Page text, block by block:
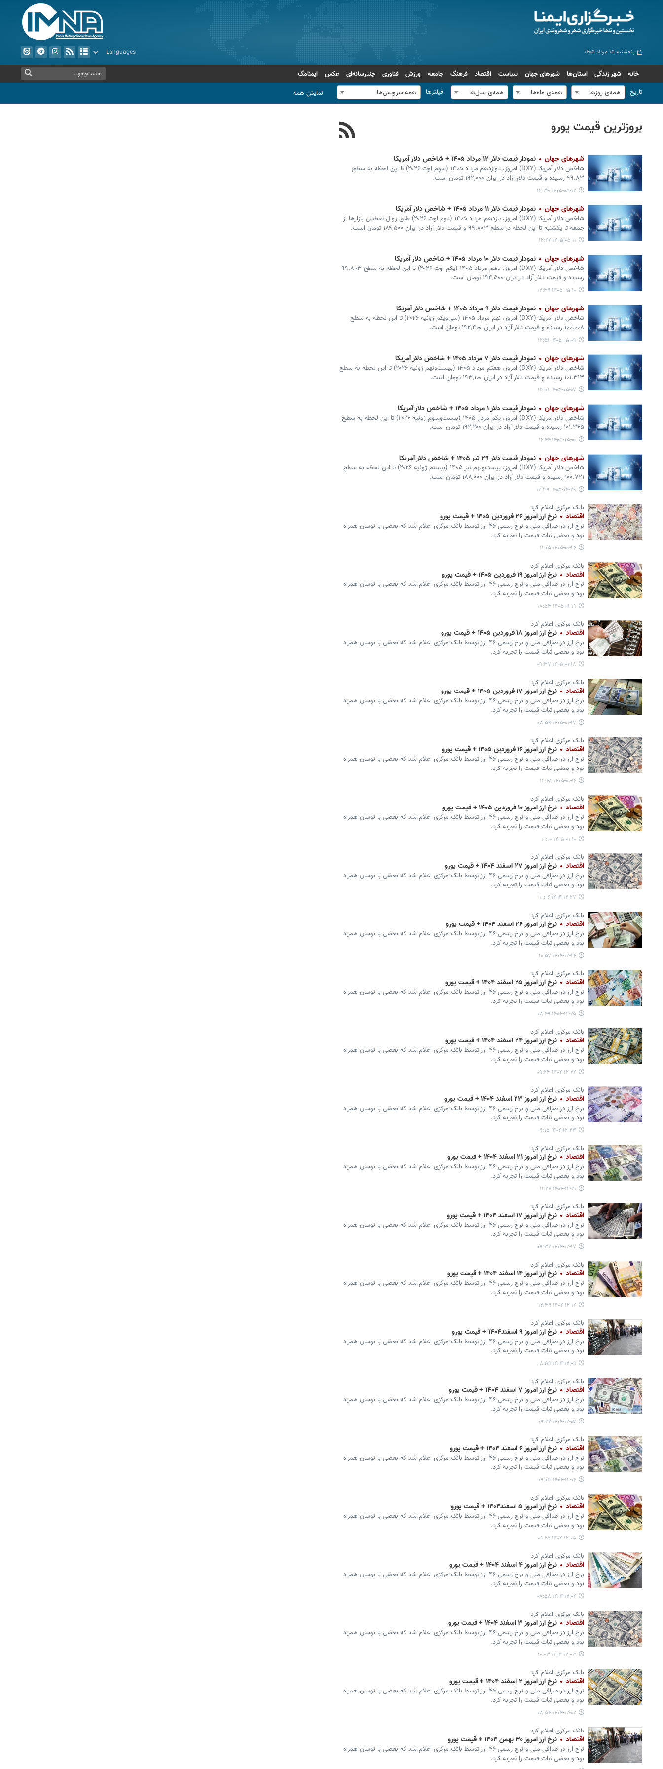
پنجشنبه ۱۵ مرداد ۱۴۰۵
خانه شهر زندگی استان‌ها شهرهای جهان سیاست اقتصاد فرهنگ جامعه ورزش فناوری چندرسانه‌ای عکس
ایمنامگ
تاریخ
همه‌ی روزها همه‌ی ماه‌ها همه‌ی سال‌ها فیلترها همه سرویس‌ها نمایش همه
بروزترین قیمت یورو
شهرهای جهان نمودار قیمت دلار ۱۲ مرداد ۱۴۰۵ + شاخص دلار آمریکا
شاخص دلار آمریکا (DXY) امروز، دوازدهم مرداد ۱۴۰۵ (سوم اوت ۲۰۲۶) تا این لحظه به سطح
۹۹.۸۳ رسیده و قیمت دلار آزاد در ایران ۱۹۲,۰۰۰ تومان است.
۱۴۰۵-۰۵-۱۲ ۱۲:۳۹
شهرهای جهان نمودار قیمت دلار ۱۱ مرداد ۱۴۰۵ + شاخص دلار آمریکا
شاخص دلار آمریکا (DXY) امروز، یازدهم مرداد ۱۴۰۵ (دوم اوت ۲۰۲۶) طبق روال تعطیلی بازارها از
جمعه تا یکشنبه تا این لحظه در سطح ۹۹.۸۰۳ و قیمت دلار آزاد در ایران ۱۸۹,۵۰۰ تومان است.
۱۴۰۵-۰۵-۱۱ ۱۲:۴۴
شهرهای جهان نمودار قیمت دلار ۱۰ مرداد ۱۴۰۵ + شاخص دلار آمریکا
شاخص دلار آمریکا (DXY) امروز، دهم مرداد ۱۴۰۵ (یکم اوت ۲۰۲۶) تا این لحظه به سطح ۹۹.۸۰۳
رسیده و قیمت دلار آزاد در ایران ۱۹۴,۵۰۰ تومان است.
۱۴۰۵-۰۵-۱۰ ۱۲:۳۹
شهرهای جهان نمودار قیمت دلار ۹ مرداد ۱۴۰۵ + شاخص دلار آمریکا
شاخص دلار آمریکا (DXY) امروز، نهم مرداد ۱۴۰۵ (سی‌ویکم ژوئیه ۲۰۲۶) تا این لحظه به سطح
۱۰۰.۰۰۸ رسیده و قیمت دلار آزاد در ایران ۱۹۲,۴۰۰ تومان است.
۱۴۰۵-۰۵-۰۹ ۱۲:۵۱
شهرهای جهان نمودار قیمت دلار ۷ مرداد ۱۴۰۵ + شاخص دلار آمریکا
شاخص دلار آمریکا (DXY) امروز، هفتم مرداد ۱۴۰۵ (بیست‌ونهم ژوئیه ۲۰۲۶) تا این لحظه به سطح
۱۰۱.۳۱۳ رسیده و قیمت دلار آزاد در ایران ۱۹۳,۱۰۰ تومان است.
۱۴۰۵-۰۵-۰۷ ۱۳:۰۱
شهرهای جهان نمودار قیمت دلار ۱ مرداد ۱۴۰۵ + شاخص دلار آمریکا
شاخص دلار آمریکا (DXY) امروز، یکم مردار ۱۴۰۵ (بیست‌وسوم ژوئیه ۲۰۲۶) تا این لحظه به سطح
۱۰۱.۳۶۵ رسیده و قیمت دلار آزاد در ایران ۱۹۲,۲۰۰ تومان است.
۱۴۰۵-۰۵-۰۱ ۱۶:۴۴
شهرهای جهان نمودار قیمت دلار ۲۹ تیر ۱۴۰۵ + شاخص دلار آمریکا
شاخص دلار آمریکا (DXY) امروز، بیست‌ونهم تیر ۱۴۰۵ (بیستم ژوئیه ۲۰۲۶) تا این لحظه به سطح
۱۰۰.۷۲۱ رسیده و قیمت دلار آزاد در ایران ۱۸۸,۰۰۰ تومان است.
۱۴۰۵-۰۴-۲۹ ۱۲:۳۹
بانک مرکزی اعلام کرد
اقتصاد نرخ ارز امروز ۲۶ فروردین ۱۴۰۵ + قیمت یورو
نرخ ارز در صرافی ملی و نرخ رسمی ۴۶ ارز توسط بانک مرکزی اعلام شد که بعضی با نوسان همراه
بود و بعضی ثبات قیمت را تجربه کرد.
۱۴۰۵-۰۱-۲۶ ۱۱:۰۵
بانک مرکزی اعلام کرد
اقتصاد نرخ ارز امروز ۱۹ فروردین ۱۴۰۵ + قیمت یورو
نرخ ارز در صرافی ملی و نرخ رسمی ۴۶ ارز توسط بانک مرکزی اعلام شد که بعضی با نوسان همراه
بود و بعضی ثبات قیمت را تجربه کرد.
۱۴۰۵-۰۱-۱۹ ۱۸:۵۳
بانک مرکزی اعلام کرد
اقتصاد نرخ ارز امروز ۱۸ فروردین ۱۴۰۵ + قیمت یورو
نرخ ارز در صرافی ملی و نرخ رسمی ۴۶ ارز توسط بانک مرکزی اعلام شد که بعضی با نوسان همراه
بود و بعضی ثبات قیمت را تجربه کرد.
۱۴۰۵-۰۱-۱۸ ۰۹:۳۷
بانک مرکزی اعلام کرد
اقتصاد نرخ ارز امروز ۱۷ فروردین ۱۴۰۵ + قیمت یورو
نرخ ارز در صرافی ملی و نرخ رسمی ۴۶ ارز توسط بانک مرکزی اعلام شد که بعضی با نوسان همراه
بود و بعضی ثبات قیمت را تجربه کرد.
۱۴۰۵-۰۱-۱۷ ۰۸:۵۹
بانک مرکزی اعلام کرد
اقتصاد نرخ ارز امروز ۱۶ فروردین ۱۴۰۵ + قیمت یورو
نرخ ارز در صرافی ملی و نرخ رسمی ۴۶ ارز توسط بانک مرکزی اعلام شد که بعضی با نوسان همراه
بود و بعضی ثبات قیمت را تجربه کرد.
۱۴۰۵-۰۱-۱۶ ۱۲:۴۸
بانک مرکزی اعلام کرد
اقتصاد نرخ ارز امروز ۱۰ فروردین ۱۴۰۵ + قیمت یورو
نرخ ارز در صرافی ملی و نرخ رسمی ۴۶ ارز توسط بانک مرکزی اعلام شد که بعضی با نوسان همراه
بود و بعضی ثبات قیمت را تجربه کرد.
۱۴۰۵-۰۱-۱۰ ۱۰:۰۰
بانک مرکزی اعلام کرد
اقتصاد نرخ ارز امروز ۲۷ اسفند ۱۴۰۴ + قیمت یورو
نرخ ارز در صرافی ملی و نرخ رسمی ۴۶ ارز توسط بانک مرکزی اعلام شد که بعضی با نوسان همراه
بود و بعضی ثبات قیمت را تجربه کرد.
۱۴۰۴-۱۲-۲۷ ۱۰:۰۶
بانک مرکزی اعلام کرد
اقتصاد نرخ ارز امروز ۲۶ اسفند ۱۴۰۴ + قیمت یورو
نرخ ارز در صرافی ملی و نرخ رسمی ۴۶ ارز توسط بانک مرکزی اعلام شد که بعضی با نوسان همراه
بود و بعضی ثبات قیمت را تجربه کرد.
۱۴۰۴-۱۲-۲۶ ۱۰:۵۷
بانک مرکزی اعلام کرد
اقتصاد نرخ ارز امروز ۲۵ اسفند ۱۴۰۴ + قیمت یورو
نرخ ارز در صرافی ملی و نرخ رسمی ۴۶ ارز توسط بانک مرکزی اعلام شد که بعضی با نوسان همراه
بود و بعضی ثبات قیمت را تجربه کرد.
۱۴۰۴-۱۲-۲۵ ۰۸:۴۹
بانک مرکزی اعلام کرد
اقتصاد نرخ ارز امروز ۲۴ اسفند ۱۴۰۴ + قیمت یورو
نرخ ارز در صرافی ملی و نرخ رسمی ۴۶ ارز توسط بانک مرکزی اعلام شد که بعضی با نوسان همراه
بود و بعضی ثبات قیمت را تجربه کرد.
۱۴۰۴-۱۲-۲۴ ۰۹:۲۳
بانک مرکزی اعلام کرد
اقتصاد نرخ ارز امروز ۲۳ اسفند ۱۴۰۴ + قیمت یورو
نرخ ارز در صرافی ملی و نرخ رسمی ۴۶ ارز توسط بانک مرکزی اعلام شد که بعضی با نوسان همراه
بود و بعضی ثبات قیمت را تجربه کرد.
۱۴۰۴-۱۲-۲۳ ۰۹:۱۵
بانک مرکزی اعلام کرد
اقتصاد نرخ ارز امروز ۲۱ اسفند ۱۴۰۴ + قیمت یورو
نرخ ارز در صرافی ملی و نرخ رسمی ۴۶ ارز توسط بانک مرکزی اعلام شد که بعضی با نوسان همراه
بود و بعضی ثبات قیمت را تجربه کرد.
۱۴۰۴-۱۲-۲۱ ۱۱:۲۷
بانک مرکزی اعلام کرد
اقتصاد نرخ ارز امروز ۱۷ اسفند ۱۴۰۴ + قیمت یورو
نرخ ارز در صرافی ملی و نرخ رسمی ۴۶ ارز توسط بانک مرکزی اعلام شد که بعضی با نوسان همراه
بود و بعضی ثبات قیمت را تجربه کرد.
۱۴۰۴-۱۲-۱۷ ۰۹:۳۲
بانک مرکزی اعلام کرد
اقتصاد نرخ ارز امروز ۱۴ اسفند ۱۴۰۴ + قیمت یورو
نرخ ارز در صرافی ملی و نرخ رسمی ۴۶ ارز توسط بانک مرکزی اعلام شد که بعضی با نوسان همراه
بود و بعضی ثبات قیمت را تجربه کرد.
۱۴۰۴-۱۲-۱۴ ۱۲:۳۹
بانک مرکزی اعلام کرد
اقتصاد نرخ ارز امروز ۹ اسفند۱۴۰۴ + قیمت یورو
نرخ ارز در صرافی ملی و نرخ رسمی ۴۶ ارز توسط بانک مرکزی اعلام شد که بعضی با نوسان همراه
بود و بعضی ثبات قیمت را تجربه کرد.
۱۴۰۴-۱۲-۰۹ ۰۸:۵۹
بانک مرکزی اعلام کرد
اقتصاد نرخ ارز امروز ۷ اسفند ۱۴۰۴ + قیمت یورو
نرخ ارز در صرافی ملی و نرخ رسمی ۴۶ ارز توسط بانک مرکزی اعلام شد که بعضی با نوسان همراه
بود و بعضی ثبات قیمت را تجربه کرد.
۱۴۰۴-۱۲-۰۷ ۰۹:۲۲
بانک مرکزی اعلام کرد
اقتصاد نرخ ارز امروز ۶ اسفند ۱۴۰۴ + قیمت یورو
نرخ ارز در صرافی ملی و نرخ رسمی ۴۶ ارز توسط بانک مرکزی اعلام شد که بعضی با نوسان همراه
بود و بعضی ثبات قیمت را تجربه کرد.
۱۴۰۴-۱۲-۰۶ ۰۹:۰۳
بانک مرکزی اعلام کرد
اقتصاد نرخ ارز امروز ۵ اسفند۱۴۰۴ + قیمت یورو
نرخ ارز در صرافی ملی و نرخ رسمی ۴۶ ارز توسط بانک مرکزی اعلام شد که بعضی با نوسان همراه
بود و بعضی ثبات قیمت را تجربه کرد.
۱۴۰۴-۱۲-۰۵ ۰۹:۲۵
بانک مرکزی اعلام کرد
اقتصاد نرخ ارز امروز ۴ اسفند ۱۴۰۴ + قیمت یورو
نرخ ارز در صرافی ملی و نرخ رسمی ۴۶ ارز توسط بانک مرکزی اعلام شد که بعضی با نوسان همراه
بود و بعضی ثبات قیمت را تجربه کرد.
۱۴۰۴-۱۲-۰۴ ۰۸:۵۸
بانک مرکزی اعلام کرد
اقتصاد نرخ ارز امروز ۳ اسفند ۱۴۰۴ + قیمت یورو
نرخ ارز در صرافی ملی و نرخ رسمی ۴۶ ارز توسط بانک مرکزی اعلام شد که بعضی با نوسان همراه
بود و بعضی ثبات قیمت را تجربه کرد.
۱۴۰۴-۱۲-۰۳ ۱۰:۰۳
بانک مرکزی اعلام کرد
اقتصاد نرخ ارز امروز ۲ اسفند ۱۴۰۴ + قیمت یورو
نرخ ارز در صرافی ملی و نرخ رسمی ۴۶ ارز توسط بانک مرکزی اعلام شد که بعضی با نوسان همراه
بود و بعضی ثبات قیمت را تجربه کرد.
۱۴۰۴-۱۲-۰۲ ۰۸:۵۴
بانک مرکزی اعلام کرد
اقتصاد نرخ ارز امروز ۳۰ بهمن ۱۴۰۴ + قیمت یورو
نرخ ارز در صرافی ملی و نرخ رسمی ۴۶ ارز توسط بانک مرکزی اعلام شد که بعضی با نوسان همراه
بود و بعضی ثبات قیمت را تجربه کرد.